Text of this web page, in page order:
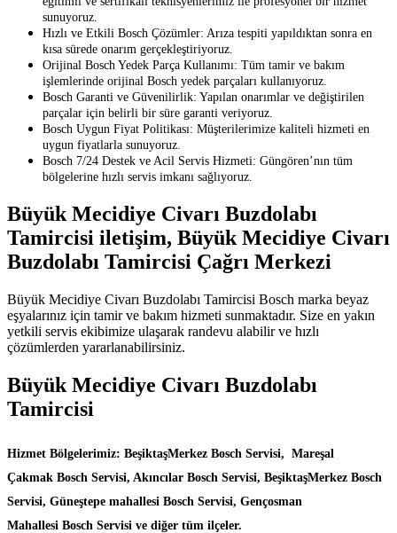
sunuyoruz.
Hızlı ve Etkili Bosch Çözümler: Arıza tespiti yapıldıktan sonra en
kısa sürede onarım gerçekleştiriyoruz.
Orijinal Bosch Yedek Parça Kullanımı: Tüm tamir ve bakım
işlemlerinde orijinal Bosch yedek parçaları kullanıyoruz.
Bosch Garanti ve Güvenilirlik: Yapılan onarımlar ve değiştirilen
parçalar için belirli bir süre garanti veriyoruz.
Bosch Uygun Fiyat Politikası: Müşterilerimize kaliteli hizmeti en
uygun fiyatlarla sunuyoruz.
Bosch 7/24 Destek ve Acil Servis Hizmeti: Güngören’nın tüm
bölgelerine hızlı servis imkanı sağlıyoruz.
Büyük Mecidiye Civarı Buzdolabı
Tamircisi iletişim, Büyük Mecidiye Civarı
Buzdolabı Tamircisi Çağrı Merkezi
Büyük Mecidiye Civarı Buzdolabı Tamircisi Bosch marka beyaz
eşyalarınız için tamir ve bakım hizmeti sunmaktadır. Size en yakın
yetkili servis ekibimize ulaşarak randevu alabilir ve hızlı
çözümlerden yararlanabilirsiniz.
Büyük Mecidiye Civarı Buzdolabı
Tamircisi
Hizmet Bölgelerimiz: BeşiktaşMerkez Bosch Servisi, Mareşal
Çakmak Bosch Servisi, Akıncılar Bosch Servisi, BeşiktaşMerkez Bosch
Servisi, Güneştepe mahallesi Bosch Servisi, Gençosman
Mahallesi Bosch Servisi ve diğer tüm ilçeler.